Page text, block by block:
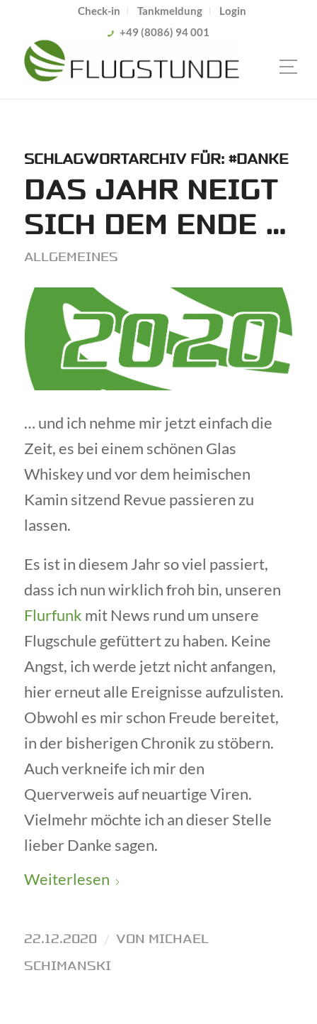
Check-in Tankmeldung
Login
+49 (8086) 94 001
SCHLAGWORTARCHIV FÜR: #DANKE
DAS JAHR NEIGT
SICH DEM ENDE …
ALLGEMEINES
… und ich nehme mir jetzt einfach die
Zeit, es bei einem schönen Glas
Whiskey und vor dem heimischen
Kamin sitzend Revue passieren zu
lassen.
Es ist in diesem Jahr so viel passiert,
dass ich nun wirklich froh bin, unseren
Flurfunk mit News rund um unsere
Flugschule gefüttert zu haben. Keine
Angst, ich werde jetzt nicht anfangen,
hier erneut alle Ereignisse aufzulisten.
Obwohl es mir schon Freude bereitet,
in der bisherigen Chronik zu stöbern.
Auch verkneife ich mir den
Querverweis auf neuartige Viren.
Vielmehr möchte ich an dieser Stelle
lieber Danke sagen.
Weiterlesen
22.12.2020 / VON MICHAEL
SCHIMANSKI